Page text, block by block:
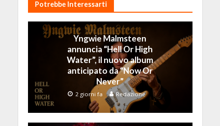
Potrebbe Interessarti
Yngwie Malmsteen
annuncia “Hell Or High
Water”, il nuovo album
anticipato da “Now Or
Never”
2 giorni fa Redazione